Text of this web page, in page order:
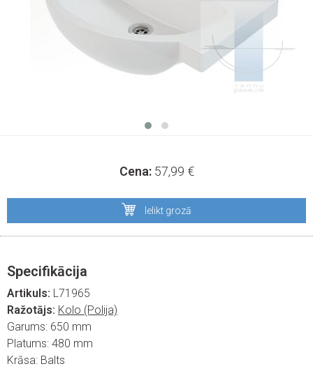
Cena: 57,99 €
Ielikt grozā
Specifikācija
Artikuls: L71965
Ražotājs: Kolo (Polija)
Garums: 650 mm
Platums: 480 mm
Krāsa: Balts